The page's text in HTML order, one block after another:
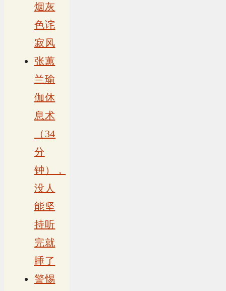
烟灰
色诧
寂风
张蕙
兰瑜
伽休
息术
（34
分
钟），
没人
能坚
持听
完就
睡了
警惕